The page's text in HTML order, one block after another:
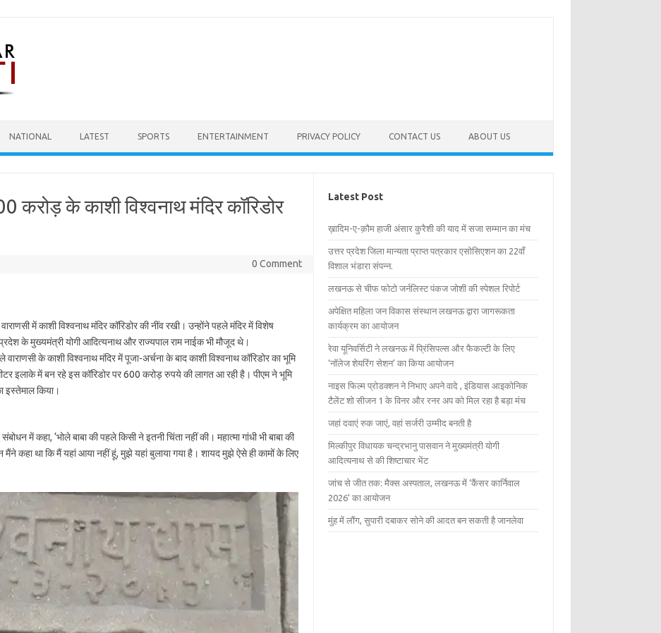
NATIONAL LATEST SPORTS ENTERTAINMENT PRIVACY POLICY CONTACT US ABOUT US
करोड़ के काशी विश्वनाथ मंदिर कॉरिडोर
0 Comment
में काशी विश्वनाथ मंदिर कॉरिडोर की नींव रखी। उन्होंने पहले मंदिर में विशेष
के मुख्यमंत्री योगी आदित्यनाथ और राज्यपाल राम नाईक भी मौजूद थे।
के काशी विश्वनाथ मंदिर में पूजा-अर्चना के बाद काशी विश्वनाथ कॉरिडोर का भूमि
इलाके में बन रहे इस कॉरिडोर पर 600 करोड़ रुपये की लागत आ रही है। पीएम ने भूमि
इस्तेमाल किया।
में कहा, ‘भोले बाबा की पहले किसी ने इतनी चिंता नहीं की। महात्मा गांधी भी बाबा की
कहा था कि मैं यहां आया नहीं हूं, मुझे यहां बुलाया गया है। शायद मुझे ऐसे ही कामों के लिए
Latest Post
ख़ादिम-ए-क़ौम हाजी अंसार कुरैशी की याद में सजा सम्मान का मंच
उत्तर प्रदेश जिला मान्यता प्राप्त पत्रकार एसोसिएशन का 22वाँ
विशाल भंडारा संपन्न.
लखनऊ से चीफ फोटो जर्नलिस्ट पंकज जोशी की स्पेशल रिपोर्ट
अपेक्षित महिला जन विकास संस्थान लखनऊ द्वारा जागरूकता
कार्यक्रम का आयोजन
रेवा यूनिवर्सिटी ने लखनऊ में प्रिंसिपल्स और फैकल्टी के लिए
‘नॉलेज शेयरिंग सेशन’ का किया आयोजन
नाइस फिल्म प्रोडक्शन ने निभाए अपने वादे , इंडियास आइकोनिक
टैलेंट शो सीजन 1 के विनर और रनर अप को मिल रहा है बड़ा मंच
जहां दवाएं रुक जाएं, वहां सर्जरी उम्मीद बनती है
मिल्कीपुर विधायक चन्द्रभानु पासवान ने मुख्यमंत्री योगी
आदित्यनाथ से की शिष्टाचार भेंट
जांच से जीत तक: मैक्स अस्पताल, लखनऊ में ‘कैंसर कार्निवाल
2026’ का आयोजन
मुंह में लौंग, सुपारी दबाकर सोने की आदत बन सकती है जानलेवा